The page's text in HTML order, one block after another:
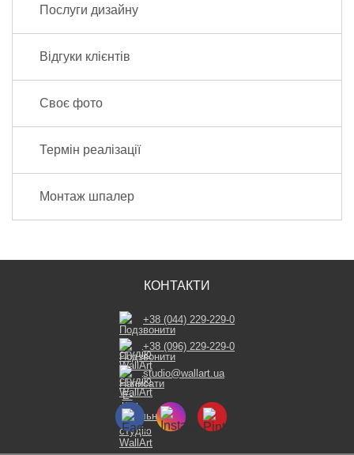
Послуги дизайну
Відгуки клієнтів
Своє фото
Термін реалізації
Монтаж шпалер
КОНТАКТИ
+38 (044) 229-229-0
+38 (096) 229-229-0
studio@wallart.ua